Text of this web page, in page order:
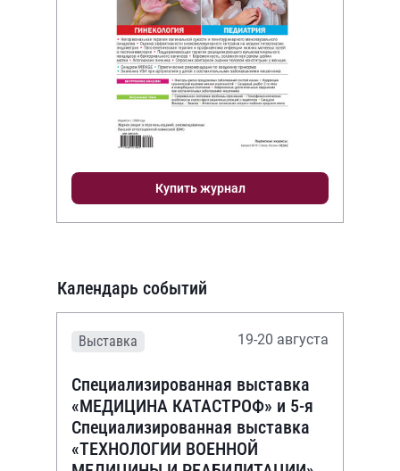
Купить журнал
Календарь событий
Выставка 19-20 августа
Специализированная выставка
«МЕДИЦИНА КАТАСТРОФ» и 5-я
Специализированная выставка
«ТЕХНОЛОГИИ ВОЕННОЙ